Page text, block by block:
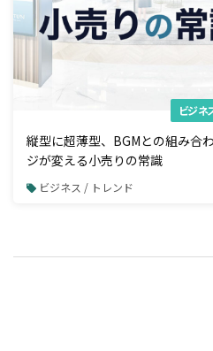
ビジネ
縦型に超薄型、BGMとの組み合
ジが変える小売りの常識
ビジネス / トレンド